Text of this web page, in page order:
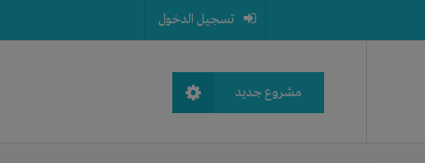
تسجيل الدخول
مشروع جديد